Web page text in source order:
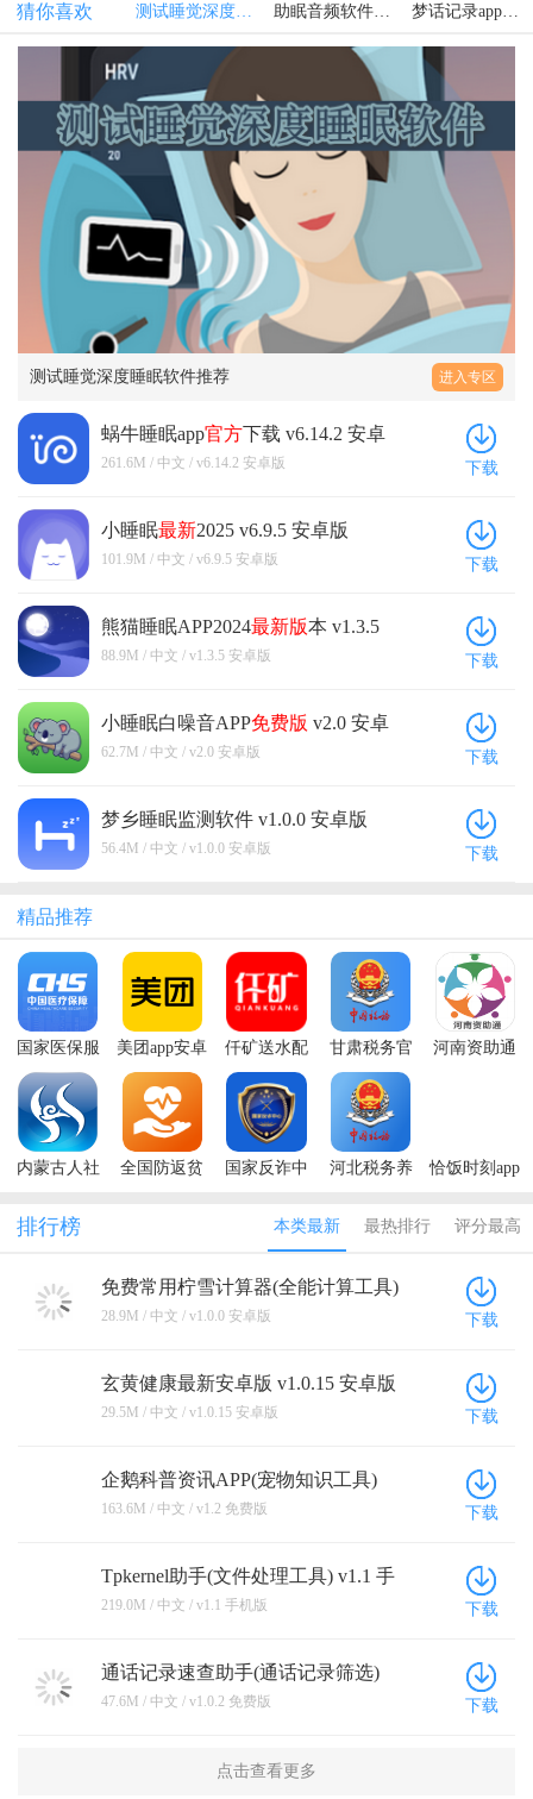
猜你喜欢 测试睡觉深度睡眠软件推荐 助眠音频软件推荐免费版 梦话记录app免费
测试睡觉深度睡眠软件推荐 进入专区
蜗牛睡眠app官方下载 v6.14.2 安卓
版
261.6M / 中文 / v6.14.2 安卓版 下载
小睡眠最新2025 v6.9.5 安卓版
101.9M / 中文 / v6.9.5 安卓版 下载
熊猫睡眠APP2024最新版本 v1.3.5
安卓版
88.9M / 中文 / v1.3.5 安卓版 下载
小睡眠白噪音APP免费版 v2.0 安卓
版
62.7M / 中文 / v2.0 安卓版 下载
梦乡睡眠监测软件 v1.0.0 安卓版
56.4M / 中文 / v1.0.0 安卓版 下载
精品推荐
国家医保服
务平台app最
新版本2025
美团app安卓
2024最新版
本
仟矿送水配
送员端手机
版
甘肃税务官
方免费下载
app
河南资助通
内蒙古人社
证app
全国防返贫
国家反诈中
本2025
河北税务养
app
恰饭时刻app
排行榜 本类最新 最热排行 评分最高
免费常用柠雪计算器(全能计算工具)
v1.0.0 安卓版
28.9M / 中文 / v1.0.0 安卓版 下载
玄黄健康最新安卓版 v1.0.15 安卓版
29.5M / 中文 / v1.0.15 安卓版 下载
企鹅科普资讯APP(宠物知识工具)
v1.2 免费版
163.6M / 中文 / v1.2 免费版 下载
Tpkernel助手(文件处理工具) v1.1 手
机版
219.0M / 中文 / v1.1 手机版 下载
通话记录速查助手(通话记录筛选)
v1.0.2 免费版
47.6M / 中文 / v1.0.2 免费版 下载
点击查看更多